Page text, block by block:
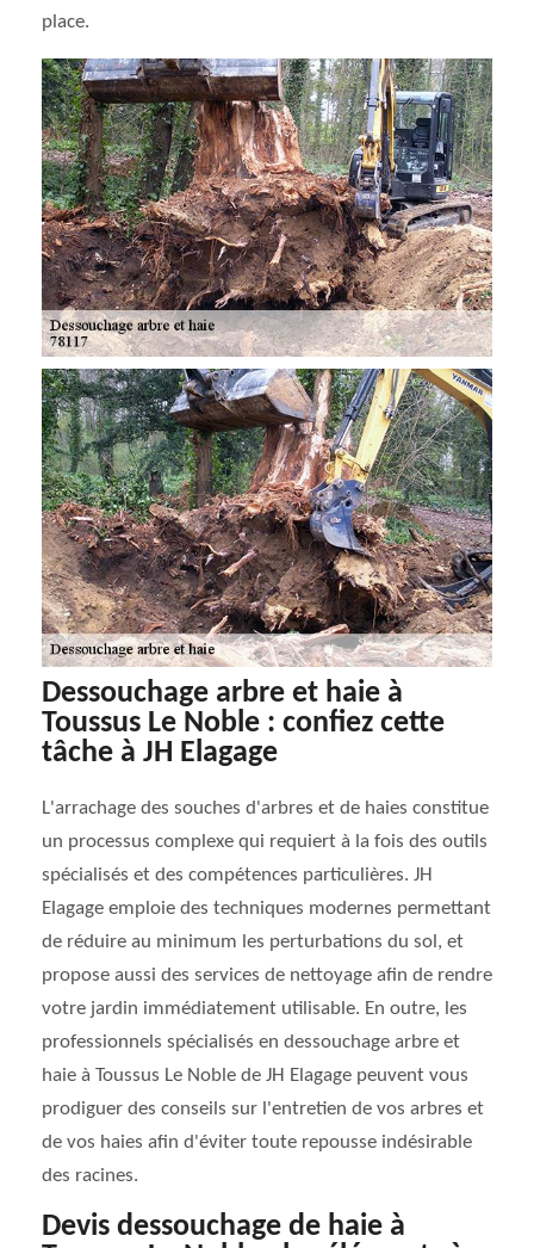
place.
Dessouchage arbre et haie à
Toussus Le Noble : confiez cette
tâche à JH Elagage
L'arrachage des souches d'arbres et de haies constitue
un processus complexe qui requiert à la fois des outils
spécialisés et des compétences particulières. JH
Elagage emploie des techniques modernes permettant
de réduire au minimum les perturbations du sol, et
propose aussi des services de nettoyage afin de rendre
votre jardin immédiatement utilisable. En outre, les
professionnels spécialisés en dessouchage arbre et
haie à Toussus Le Noble de JH Elagage peuvent vous
prodiguer des conseils sur l'entretien de vos arbres et
de vos haies afin d'éviter toute repousse indésirable
des racines.
Devis dessouchage de haie à